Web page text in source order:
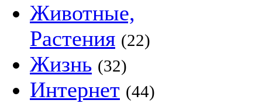
Животные,
Растения (22)
Жизнь (32)
Интернет (44)